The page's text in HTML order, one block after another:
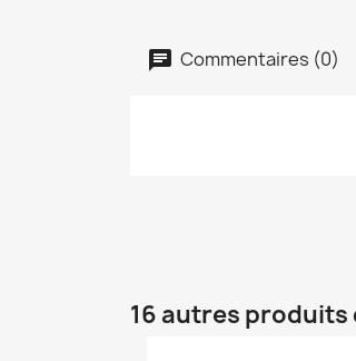
Commentaires (0)
16 autres produits